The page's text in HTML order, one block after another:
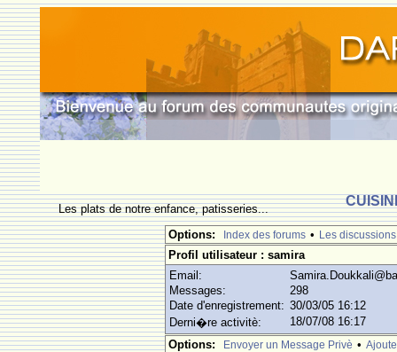
Les plats de notre enfance, patisseries...
Options:
Index des forums • Les discussions
Profil utilisateur : samira
Email:
Messages:
298
Date d'enregistrement: 30/03/05 16:12
Derni�re activitè:
18/07/08 16:17
Options:
Envoyer un Message Privè •